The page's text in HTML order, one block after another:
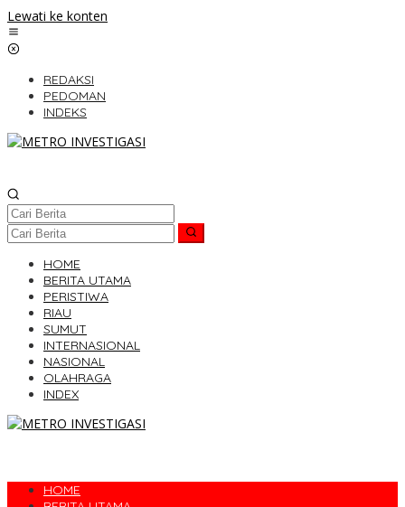
Lewati ke konten
REDAKSI
PEDOMAN
INDEKS
HOME
BERITA UTAMA
PERISTIWA
RIAU
SUMUT
INTERNASIONAL
NASIONAL
OLAHRAGA
INDEX
HOME